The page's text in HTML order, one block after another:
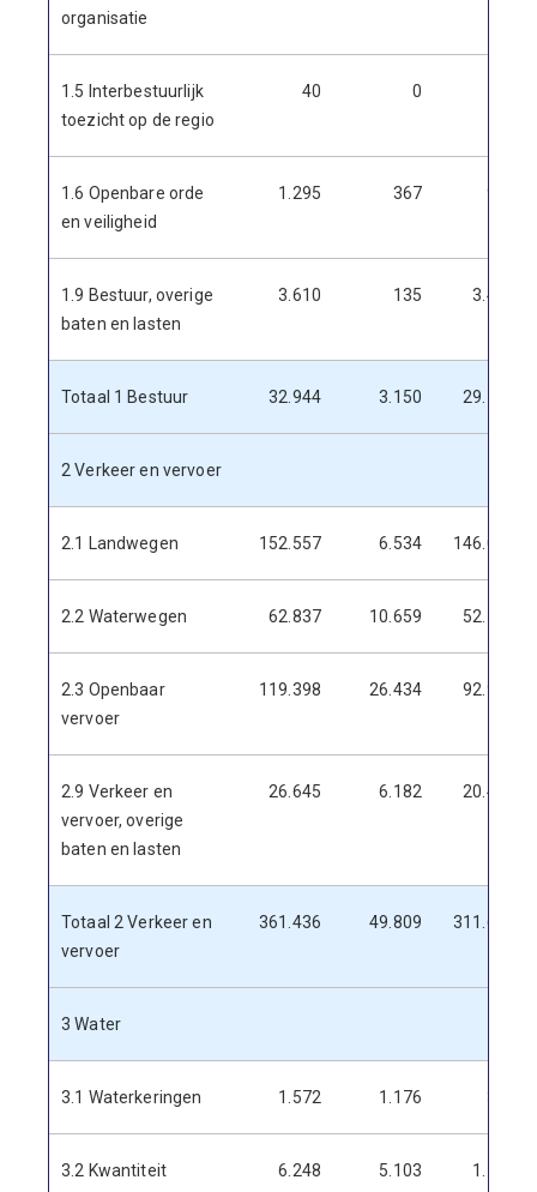
organisatie
1.5 Interbestuurlijk
toezicht op de regio
40 0
1.6 Openbare orde
en veiligheid
1.295 367 928
1.9 Bestuur, overige
baten en lasten
3.610 135 3.475
Totaal 1 Bestuur 32.944 3.150 29.793
2 Verkeer en vervoer
2.1 Landwegen 152.557 6.534 146.023
2.2 Waterwegen 62.837 10.659 52.178
2.3 Openbaar
vervoer
119.398 26.434 92.963
2.9 Verkeer en
vervoer, overige
baten en lasten
26.645 6.182 20.463
Totaal 2 Verkeer en
vervoer
361.436 49.809 311.627
3 Water
3.1 Waterkeringen 1.572 1.176 396
3.2 Kwantiteit
6.248 5.103 1.144